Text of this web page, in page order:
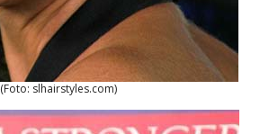
(Foto: slhairstyles.com)